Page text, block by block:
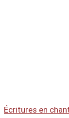
Écritures en